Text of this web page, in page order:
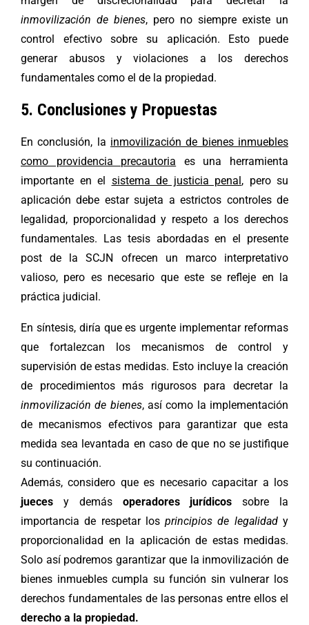
inmovilización de bienes, pero no siempre existe un
control efectivo sobre su aplicación. Esto puede
generar abusos y violaciones a los derechos
fundamentales como el de la propiedad.
5. Conclusiones y Propuestas
En conclusión, la inmovilización de bienes inmuebles
como providencia precautoria es una herramienta
importante en el sistema de justicia penal, pero su
aplicación debe estar sujeta a estrictos controles de
legalidad, proporcionalidad y respeto a los derechos
fundamentales. Las tesis abordadas en el presente
post de la SCJN ofrecen un marco interpretativo
valioso, pero es necesario que este se refleje en la
práctica judicial.
En síntesis, diría que es urgente implementar reformas
que fortalezcan los mecanismos de control y
supervisión de estas medidas. Esto incluye la creación
de procedimientos más rigurosos para decretar la
inmovilización de bienes, así como la implementación
de mecanismos efectivos para garantizar que esta
medida sea levantada en caso de que no se justifique
su continuación.
Además, considero que es necesario capacitar a los
jueces y demás operadores jurídicos sobre la
importancia de respetar losprincipios de legalidady
proporcionalidad en la aplicación de estas medidas.
Solo así podremos garantizar que la inmovilización de
bienes inmuebles cumpla su función sin vulnerar los
derechos fundamentales de las personas entre ellos el
derecho a la propiedad.